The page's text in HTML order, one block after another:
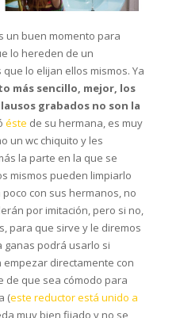
un buen momento para
lo hereden de un
lo elijan ellos mismos. Ya
más sencillo, mejor, los
grabados no son la
éste de su hermana, es muy
un wc chiquito y les
la parte en la que se
mismos pueden limpiarlo
con sus hermanos, no
por imitación, pero si no,
para que sirve y le diremos
ganas podrá usarlo si
directamente con
de que sea cómodo para
(este reductor está unido a
muy bien fijado y no se